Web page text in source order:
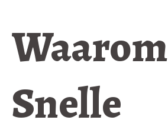
Waarom
Snelle